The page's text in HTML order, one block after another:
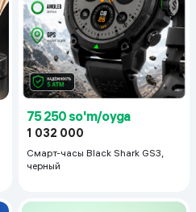
75 250 so'm/oyga
1 032 000
Смарт-часы Black Shark GS3,
черный